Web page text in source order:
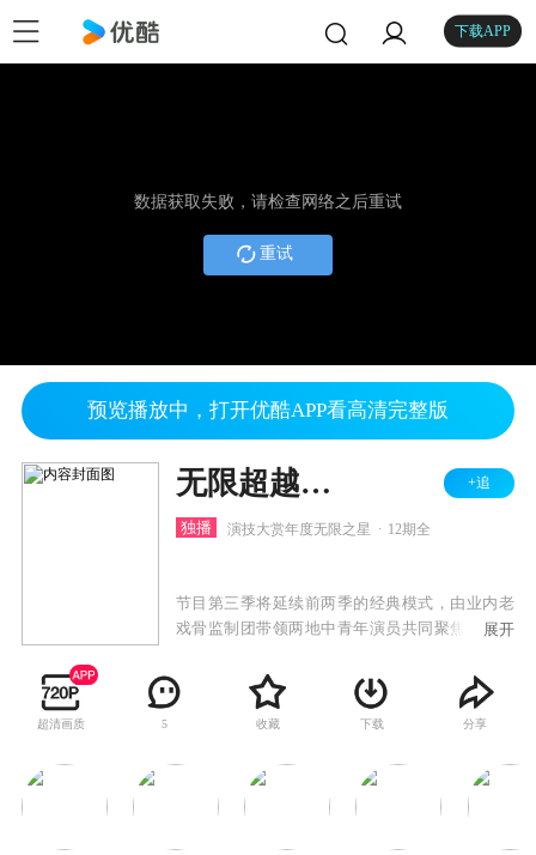
下载APP
数据获取失败，请检查网络之后重试
重试
预览播放中，打开优酷APP看高清完整版
无限超越班 第三季 +追
独播 演技大赏年度无限之星 12期全
节目第三季将延续前两季的经典模式，由业内老
戏骨监制团带领两地中青年演员共同聚焦演员职
演绎题材，展开能力与素养的双重考验，直面市
场，近距离接触顶级资源，最终诞生年度无限之
展开
超清画质 5 收藏 下载 分享